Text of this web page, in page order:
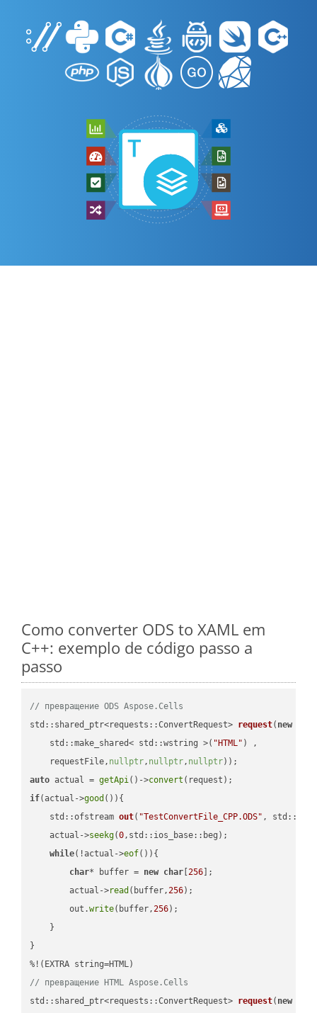
Como converter ODS to XAML em
C++: exemplo de código passo a
passo
// превращение ODS Aspose.Cells
std::shared_ptr<requests::ConvertRequest> request( new
    std::make_shared< std::wstring >(
"HTML" ) ,
    requestFile,
nullptr, nullptr, nullptr))
auto actual = getApi()->convert
if(actual->good ()){
std::ofstream out( "TestConvertFile_CPP.ODS" ,
    actual->
seekg(0,std::ios_base::beg);
while(!actual->eof()){
char* buffer = new char [256 ];
        actual->
read (buffer,256);
        out.
write(buffer,256);
    }
}
// превращение HTML Aspose.Cells
std::shared_ptr<requests::ConvertRequest> request( new